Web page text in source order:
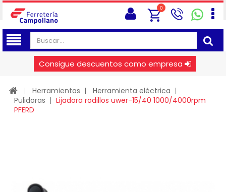
0
Consigue descuentos como empresa
Herramientas
Herramienta eléctrica
Pulidoras
Lijadora rodillos uwer-15/40 1000/4000rpm
PFERD